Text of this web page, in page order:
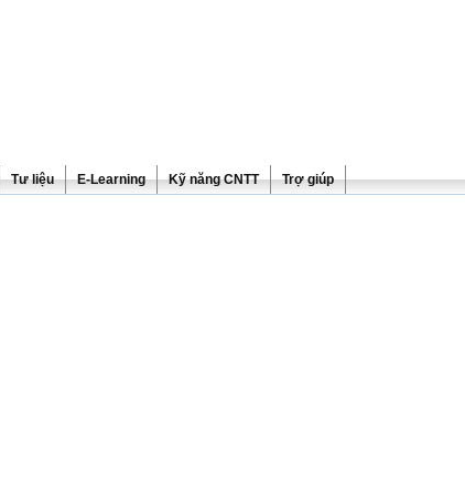
Tư liệu E-Learning Kỹ năng CNTT Trợ giúp